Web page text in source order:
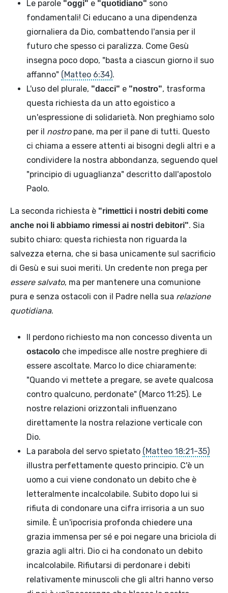
Le parole "oggi" e "quotidiano" sono
fondamentali! Ci educano a una dipendenza
giornaliera da Dio, combattendo l'ansia per il
futuro che spesso ci paralizza. Come Gesù
insegna poco dopo, "basta a ciascun giorno il suo
affanno" (Matteo 6:34).
L'uso del plurale, "dacci" e "nostro", trasforma
questa richiesta da un atto egoistico a
un'espressione di solidarietà. Non preghiamo solo
per il nostropane, ma per il pane di tutti. Questo
ci chiama a essere attenti ai bisogni degli altri e a
condividere la nostra abbondanza, seguendo quel
"principio di uguaglianza" descritto dall'apostolo
Paolo.
La seconda richiesta è "rimettici i nostri debiti come
anche noi li abbiamo rimessi ai nostri debitori". Sia
subito chiaro: questa richiesta non riguarda la
salvezza eterna, che si basa unicamente sul sacrificio
di Gesù e sui suoi meriti. Un credente non prega per
essere salvato, ma per mantenere una comunione
pura e senza ostacoli con il Padre nella sua relazione
quotidiana.
Il perdono richiesto ma non concesso diventa un
ostacolo che impedisce alle nostre preghiere di
essere ascoltate. Marco lo dice chiaramente:
"Quando vi mettete a pregare, se avete qualcosa
contro qualcuno, perdonate" (Marco 11:25). Le
nostre relazioni orizzontali influenzano
direttamente la nostra relazione verticale con
Dio.
La parabola del servo spietato (Matteo 18:21-35)
illustra perfettamente questo principio. C'è un
uomo a cui viene condonato un debito che è
letteralmente incalcolabile. Subito dopo lui si
rifiuta di condonare una cifra irrisoria a un suo
simile. È un'ipocrisia profonda chiedere una
grazia immensa per sé e poi negare una briciola di
grazia agli altri. Dio ci ha condonato un debito
incalcolabile. Rifiutarsi di perdonare i debiti
relativamente minuscoli che gli altri hanno verso